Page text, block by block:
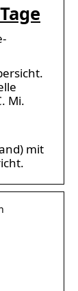
Mi.
mit